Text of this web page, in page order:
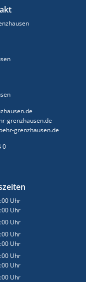
grenzhausen.de
grenzhausen.de
0
Uhr
08:00 bis 12:00 Uhr
Uhr
13:00 bis 18:00 Uhr
Uhr
08:00 bis 12:00 Uhr
Uhr
08:00 bis 12:00 Uhr
Uhr
13:00 bis 16:00 Uhr
Uhr
08:00 bis 12:00 Uhr
Uhr
13:00 bis 16:00 Uhr
Uhr